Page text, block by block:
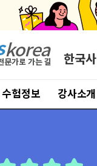
한국
수험정보 강사소개